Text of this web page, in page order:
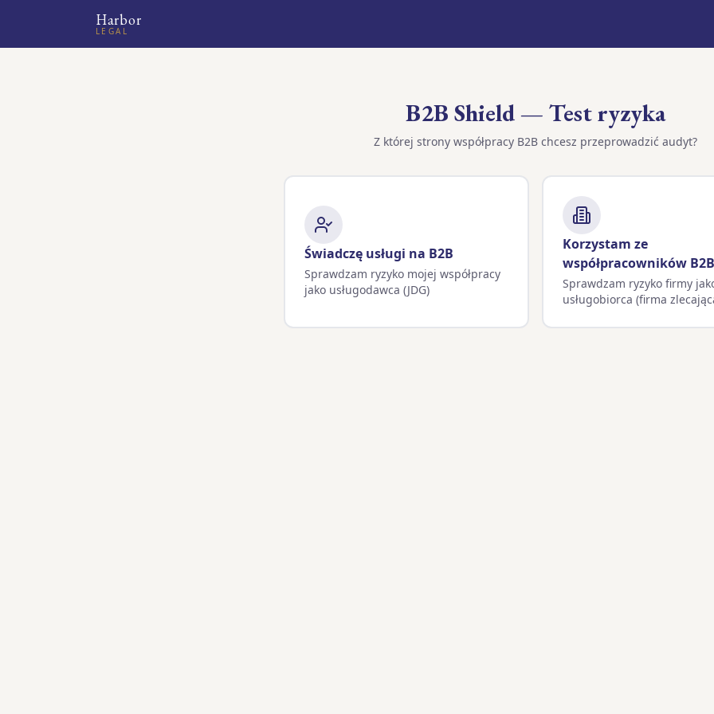
Harbor
LEGAL
B2B Shield — Test ryzyka
Z której strony współpracy B2B chcesz przeprowadzić audyt?
Świadczę usługi na B2B
Sprawdzam ryzyko mojej współpracy
jako usługodawca (JDG)
Korzystam ze
współpracowników B2B
Sprawdzam ryzyko firmy
usługobiorca (firma